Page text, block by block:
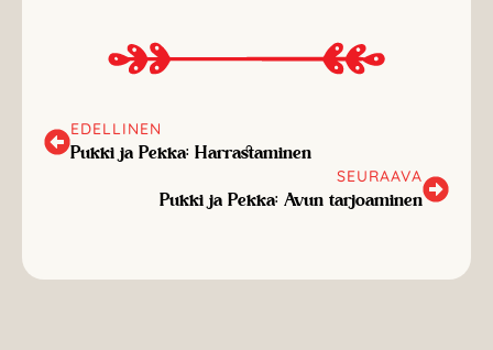
EDELLINEN
Pukki ja Pekka: Harrastaminen
SEURAAVA
Pukki ja Pekka: Avun tarjoaminen